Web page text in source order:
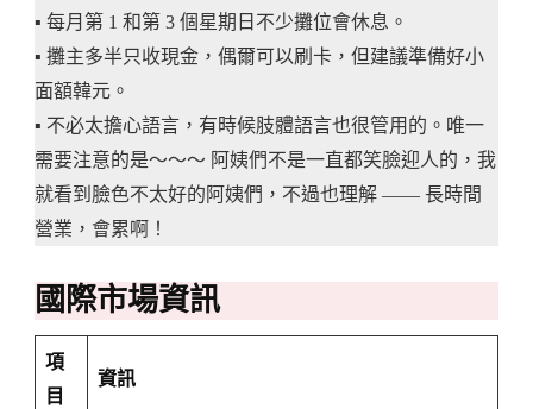
▪️ 每月第 1 和第 3 個星期日不少攤位會休息。
▪️ 攤主多半只收現金，偶爾可以刷卡，但建議準備好小
面額韓元。
▪️ 不必太擔心語言，有時候肢體語言也很管用的。唯一
需要注意的是～～～ 阿姨們不是一直都笑臉迎人的，我
就看到臉色不太好的阿姨們，不過也理解 —— 長時間
營業，會累啊！
國際市場資訊
項
目
資訊